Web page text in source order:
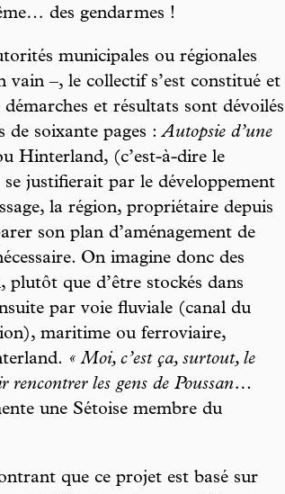
des gendarmes !
municipales ou régionales
–, le collectif s’est constitué et
et résultats sont dévoilés
de soixante pages :Autopsie d’une
Hinterland, (c’est-à-dire le
justifierait par le développement
la région, propriétaire depuis
son plan d’aménagement de
On imagine donc des
que d’être stockés dans
par voie fluviale (canal du
maritime ou ferroviaire,
« Moi, c’est ça, surtout, le
rencontrer les gens de Poussan…
une Sétoise membre du
que ce projet est basé sur